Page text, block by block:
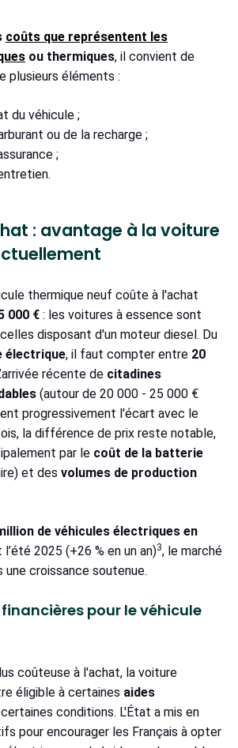
coûts que représentent les
ou thermiques, il convient de
plusieurs éléments :
du véhicule ;
ou de la recharge ;
;
: avantage à la voiture
thermique neuf coûte à l'achat
000 € : les voitures à essence sont
disposant d'un moteur diesel. Du
électrique, il faut compter entre 20
récente de citadines
(autour de 20 000 - 25 000 €
progressivement l'écart avec le
la différence de prix reste notable,
par le coût de la batterie
et des volumes de production
de véhicules électriques en
l’été 2025 (+26 % en un an)3, le marché
une croissance soutenue.
pour le véhicule
coûteuse à l'achat, la voiture
éligible à certaines aides
conditions. L'État a mis en
pour encourager les Français à opter